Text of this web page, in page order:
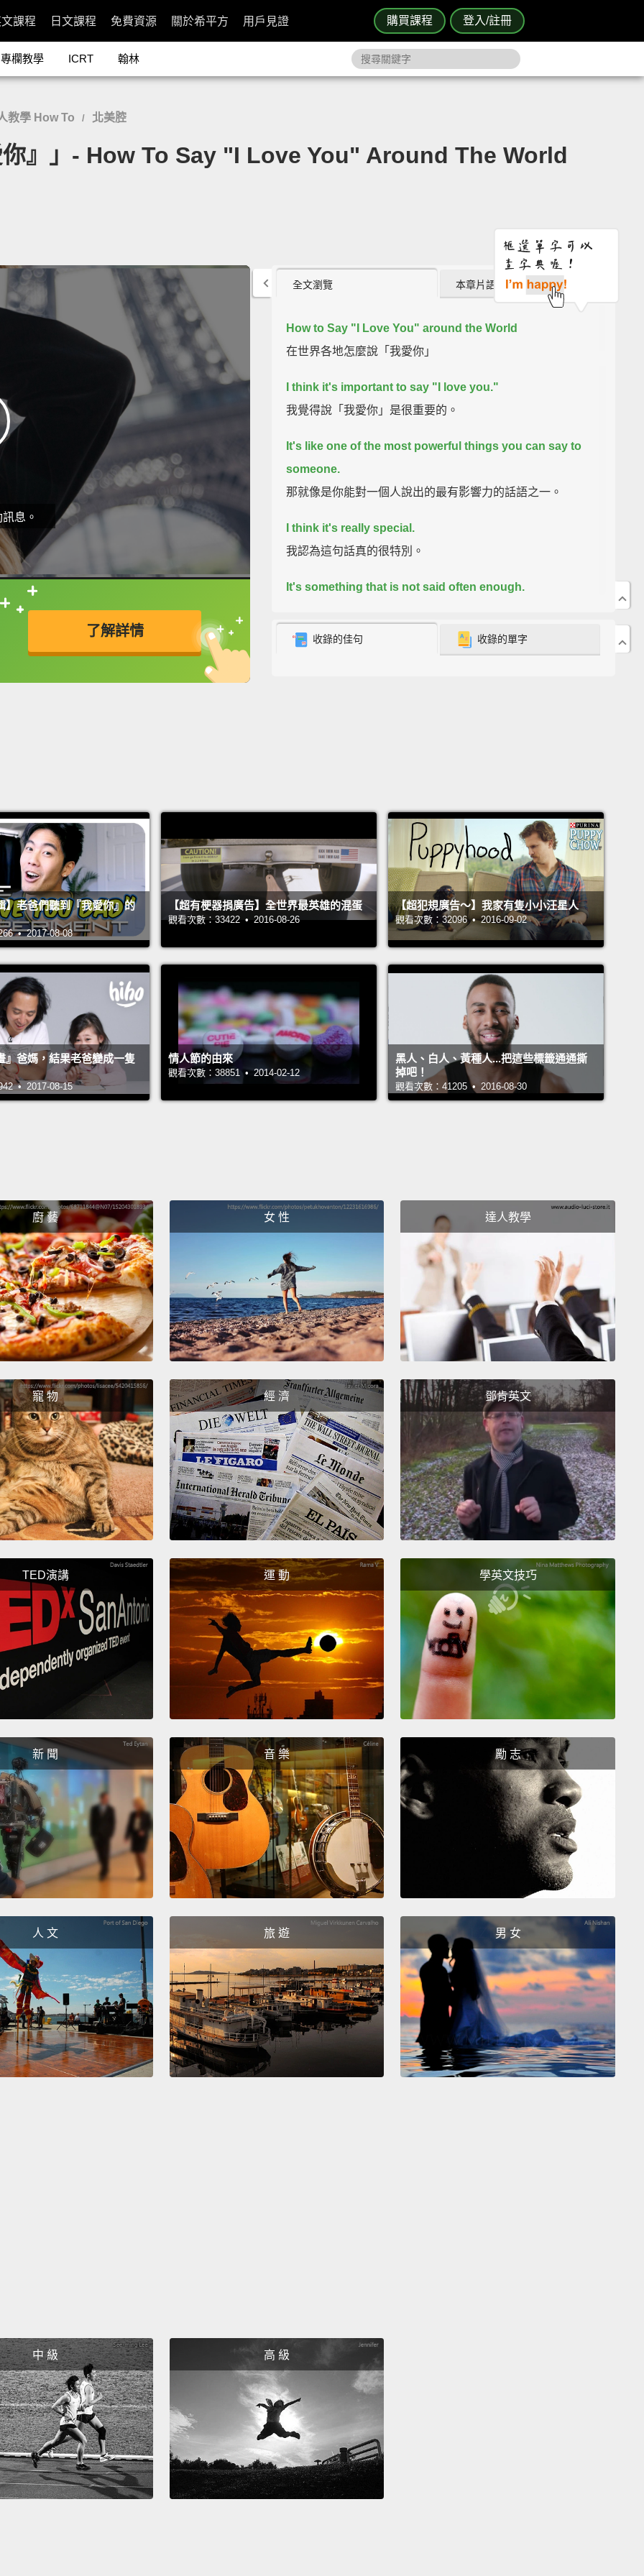
購買課程 登入/註冊
課程 日文課程 免費資源 關於希平方 用戶見證
專欄教學 ICRT 翰林
教學 How To / 北美腔
你』」- How To Say "I Love You" Around The World
息。
了解詳情
接查字典喔！
英
全文瀏覽 本章片語 (0)
How to Say "I Love You" around the World
在世界各地怎麼說「我愛你」
I think it's important to say "I love you."
我覺得說「我愛你」是很重要的。
It's like one of the most powerful things you can say to
someone.
那就像是你能對一個人說出的最有影響力的話語之一。
I think it's really special.
我認為這句話真的很特別。
It's something that is not said often enough.
What better way to communicate you love someone than
（法語）
(Polish)
（波蘭語）
(Tagalog)
(German)
（德語）
(Arabic)
（斯瓦希里語）
（泰語）
(ASL)
（美式手語）
(Portuguese)
（葡萄牙語）
(Greek)
（希臘語）
(Korean)
（韓語）
(Spanish)
（西班牙語）
(Hindi)
（印度語）
(Tigrinya)
（提格利尼亞語）
(Hebrew)
（希伯來語）
(Mandarin)
（華語）
(Spanish)
（西班牙語）
(Indonesian)
（印尼語）
(Armenian)
（亞美尼亞語）
I love you.
我愛你。
How do you say "I love you"?
收錄的佳句 收錄的單字
】老爸們聽到『我愛你』的
• 2017-08-08
【超有梗器捐廣告】全世界最英雄的混蛋
觀看次數：33422 • 2016-08-26
【超犯規廣告～】我家有隻小小汪星人
觀看次數：32096 • 2016-09-02
』爸媽，結果老爸變成一隻
• 2017-08-15
情人節的由來
觀看次數：38851 • 2014-02-12
黑人、白人、黃種人...把這些標籤通通撕
掉吧！
觀看次數：41205 • 2016-08-30
廚 藝 女 性 達人教學
寵 物 經 濟 鄧肯英文
TED演講 運 動 學英文技巧
新 聞 音 樂 勵 志
人 文 旅 遊 男 女
中 級 高 級